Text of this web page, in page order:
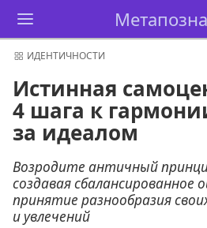
ИДЕНТИЧНОСТИ
Истинная
4 шага к
за идеалом
Возродите античный
создавая сбалансированное
принятие разнообразия
и увлечений